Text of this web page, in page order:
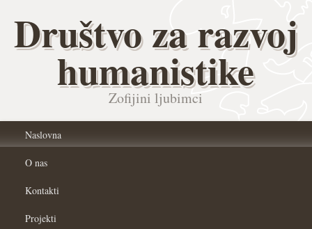
Društvo za razvoj
humanistike
Zofijini ljubimci
Naslovna
O nas
Kontakti
Projekti